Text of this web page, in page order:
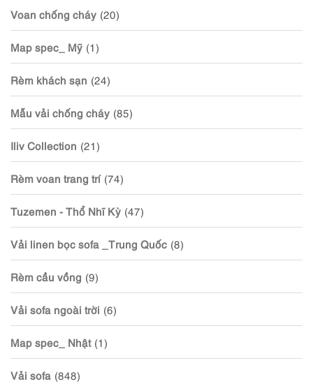
Voan chống cháy (20)
Map spec_ Mỹ (1)
Rèm khách sạn (24)
Mẫu vải chống cháy (85)
Iliv Collection (21)
Rèm voan trang trí (74)
Tuzemen - Thổ Nhĩ Kỳ (47)
Vải linen bọc sofa _Trung Quốc (8)
Rèm cầu vồng (9)
Vải sofa ngoài trời (6)
Map spec_ Nhật (1)
Vải sofa (848)